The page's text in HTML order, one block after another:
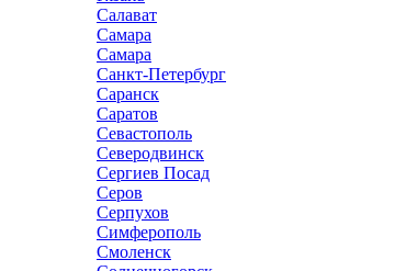
Салават
Самара
Самара
Санкт-Петербург
Саранск
Саратов
Севастополь
Северодвинск
Сергиев Посад
Серов
Серпухов
Симферополь
Смоленск